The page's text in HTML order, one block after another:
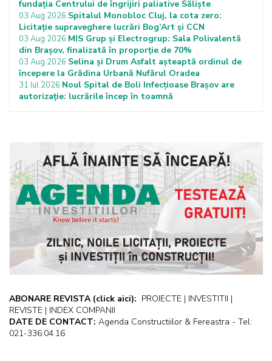
fundația Centrului de îngrijiri paliative Săliște
03 Aug 2026 Spitalul Monobloc Cluj, la cota zero:
Licitație supraveghere lucrări Bog’Art și CCN
03 Aug 2026 MIS Grup și Electrogrup: Sala Polivalentă
din Brașov, finalizată în proporție de 70%
03 Aug 2026 Selina și Drum Asfalt așteaptă ordinul de
începere la Grădina Urbană Nufărul Oradea
31 Iul 2026 Noul Spital de Boli Infecțioase Brașov are
autorizație: lucrările încep în toamnă
ABONARE REVISTA (click aici): PROIECTE | INVESTITII |
REVISTE | INDEX COMPANII
DATE DE CONTACT: Agenda Constructiilor & Fereastra - Tel:
021-336.04.16